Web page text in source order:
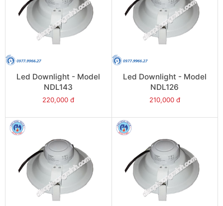
Led Downlight - Model
NDL143
220,000 đ
Led Downlight - Model
NDL126
210,000 đ